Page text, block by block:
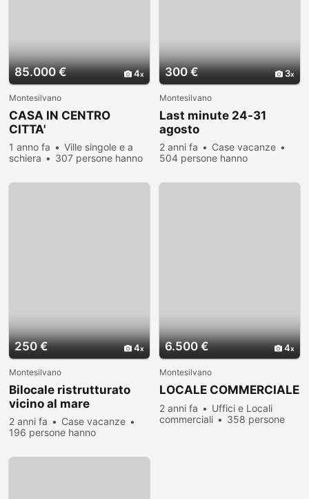
85.000 € 4
Montesilvano
CASA IN CENTRO
CITTA'
1 anno fa
Ville singole e a
schiera
307 persone hanno
300 € 3
Montesilvano
Last minute 24-31
agosto
2 anni fa
Case vacanze
504 persone hanno
250 € 4
Montesilvano
Bilocale ristrutturato
vicino al mare
2 anni fa
Case vacanze
196 persone hanno
6.500 € 4
Montesilvano
LOCALE COMMERCIALE
2 anni fa
Uffici e Locali
commerciali
358 persone